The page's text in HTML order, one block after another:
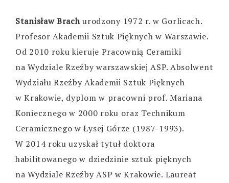
Stanisław Brachurodzony 1972 r. w Gorlicach.
Profesor Akademii Sztuk Pięknych w Warszawie.
Od 2010 roku kieruje Pracownią Ceramiki
na Wydziale Rzeźby warszawskiej ASP. Absolwent
Wydziału Rzeźby Akademii Sztuk Pięknych
w Krakowie, dyplom w pracowni prof. Mariana
Koniecznego w 2000 roku oraz Technikum
Ceramicznego w Łysej Górze (1987-1993).
W 2014 roku uzyskał tytuł doktora
habilitowanego w dziedzinie sztuk pięknych
na Wydziale Rzeźby ASP w Krakowie. Laureat